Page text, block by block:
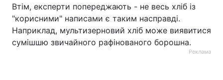
Втім, експерти попереджають - не весь хліб із
"корисними" написами є таким насправді.
Наприклад, мультизерновий хліб може виявитися
сумішшю звичайного рафінованого борошна.
Реклама